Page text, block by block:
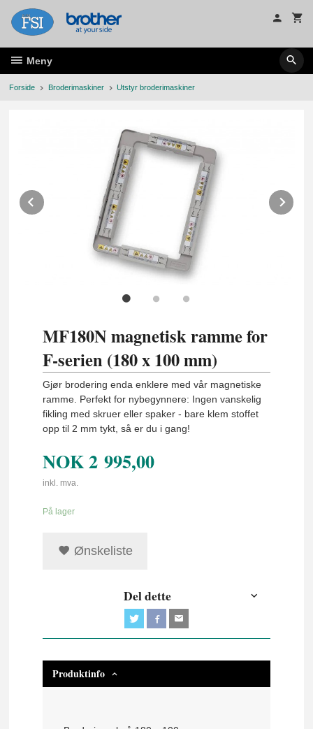
innholdet
Meny
Forside Broderimaskiner Utstyr broderimaskiner
Prev
MF180N magnetisk ramme for
F-serien (180 x 100 mm)
Gjør brodering enda enklere med vår magnetiske
ramme. Perfekt for nybegynnere: Ingen vanskelig
fikling med skruer eller spaker - bare klem stoffet
opp til 2 mm tykt, så er du i gang!
NOK2 995,00
inkl. mva.
På lager
Ønskeliste
Del dette
Produktinfo